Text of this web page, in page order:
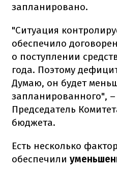
запланировано.
"Ситуация
обеспечило
о поступлении
года. Поэтому
Думаю, он будет
запланированного",
Председатель
бюджета.
Есть несколько
обеспечили